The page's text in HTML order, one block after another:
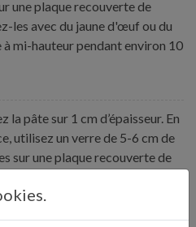
une plaque recouverte de
les avec du jaune d'œuf ou du
mi-hauteur pendant environ 10
la pâte sur 1 cm d’épaisseur. En
utilisez un verre de 5-6 cm de
sur une plaque recouverte de
les gâteaux gonflent à la